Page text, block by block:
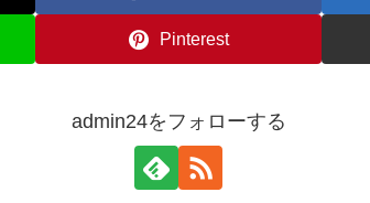
Pinterest
admin24をフォローする